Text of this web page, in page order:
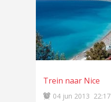
Trein naar Nice
04 jun 2013 22:17